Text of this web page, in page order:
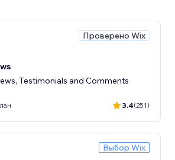
Проверено Wix
Testimonials and Comments
3.4(251)
Выбор Wix